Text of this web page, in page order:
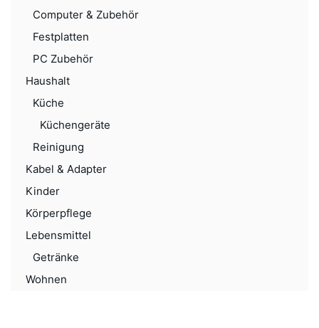
Computer & Zubehör
Festplatten
PC Zubehör
Haushalt
Küche
Küchengeräte
Reinigung
Kabel & Adapter
Kinder
Körperpflege
Lebensmittel
Getränke
Wohnen